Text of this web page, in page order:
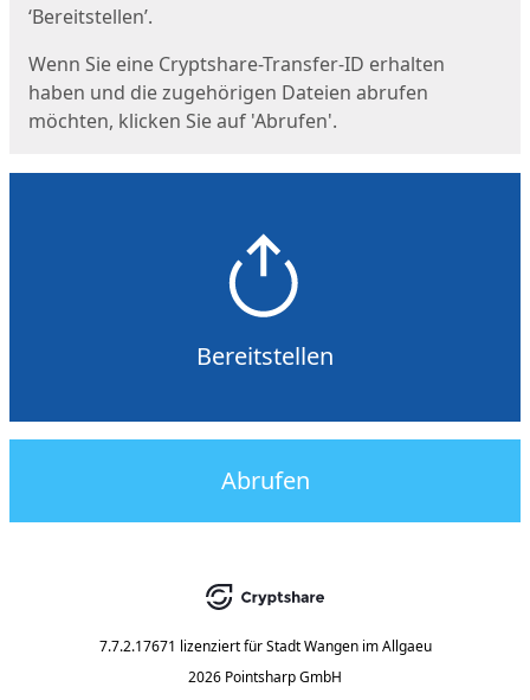
‘Bereitstellen’.
Wenn Sie eine Cryptshare-Transfer-ID erhalten
haben und die zugehörigen Dateien abrufen
möchten, klicken Sie auf 'Abrufen'.
Bereitstellen
Abrufen
7.7.2.17671 lizenziert für Stadt Wangen im Allgaeu
2026 Pointsharp GmbH